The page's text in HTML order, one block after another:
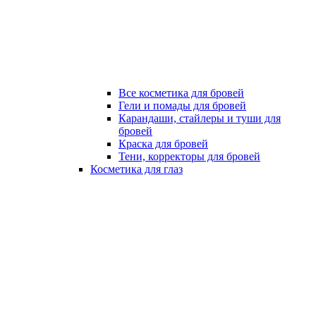
Все косметика для бровей
Гели и помады для бровей
Карандаши, стайлеры и туши для
бровей
Краска для бровей
Тени, корректоры для бровей
Косметика для глаз